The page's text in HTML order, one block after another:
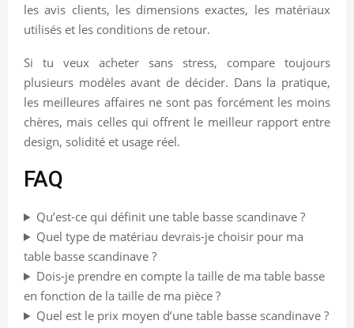
les avis clients, les dimensions exactes, les matériaux
utilisés et les conditions de retour.
Si tu veux acheter sans stress, compare toujours
plusieurs modèles avant de décider. Dans la pratique,
les meilleures affaires ne sont pas forcément les moins
chères, mais celles qui offrent le meilleur rapport entre
design, solidité et usage réel.
FAQ
Qu’est-ce qui définit une table basse scandinave ?
Quel type de matériau devrais-je choisir pour ma
table basse scandinave ?
Dois-je prendre en compte la taille de ma table basse
en fonction de la taille de ma pièce ?
Quel est le prix moyen d’une table basse scandinave ?